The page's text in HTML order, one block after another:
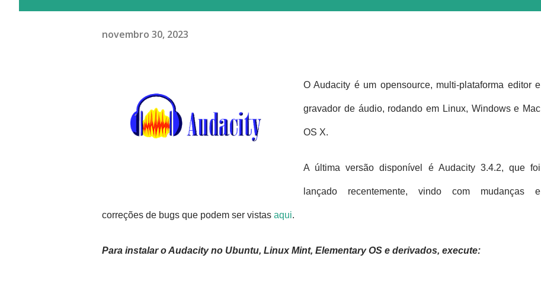
novembro 30, 2023
O Audacity é um opensource, multi-plataforma editor e
gravador de áudio, rodando em Linux, Windows e Mac
OS X.
A última versão disponível é Audacity 3.4.2, que foi
lançado recentemente, vindo com mudanças e
correções de bugs que podem ser vistas aqui.
Para instalar o Audacity no Ubuntu, Linux Mint, Elementary OS e derivados, execute: